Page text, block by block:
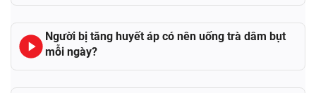
Người bị tăng huyết áp có nên uống trà dâm bụt
mỗi ngày?